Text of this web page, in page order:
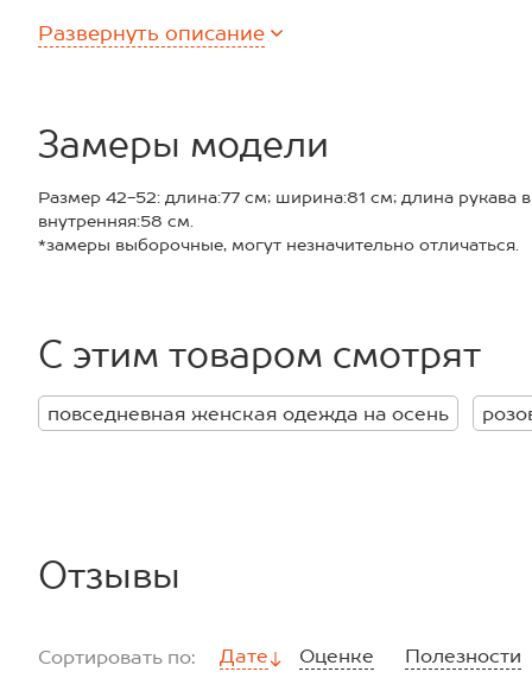
Вязаный трикотаж с хлопком, шерстью и акрилом в
вид, а забавный рисунок котики добавляют
Трикотажная кофта с застежкой на пуговицы подойдет
городу. Благодаря универсальному размеру кардиган
фигуры.
Модель Анастасия, рост 175 см, параметры 90-62-90
Развернуть описание
Замеры модели
Размер 42-52: длина:77 см; ширина:81 см; длина рукава
внутренняя:58 см.
*замеры выборочные, могут незначительно отличаться.
С этим товаром смотрят
повседневная женская одежда на осень
Отзывы
Сортировать по: Дате Оценке Полезности